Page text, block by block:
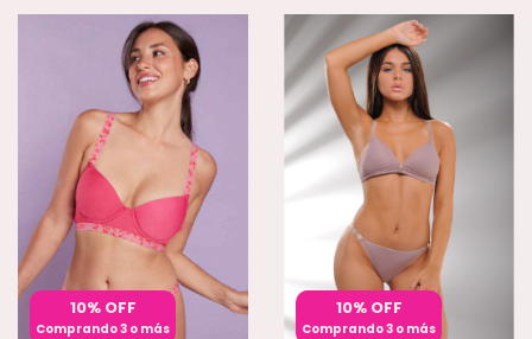
10% OFF
Comprando 3 o más
10% OFF
Comprando 3 o más